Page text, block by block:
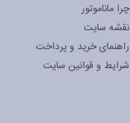
چرا ماناموتور
نقشه سایت
راهنمای خرید و پرداخت
شرایط و قوانین سایت